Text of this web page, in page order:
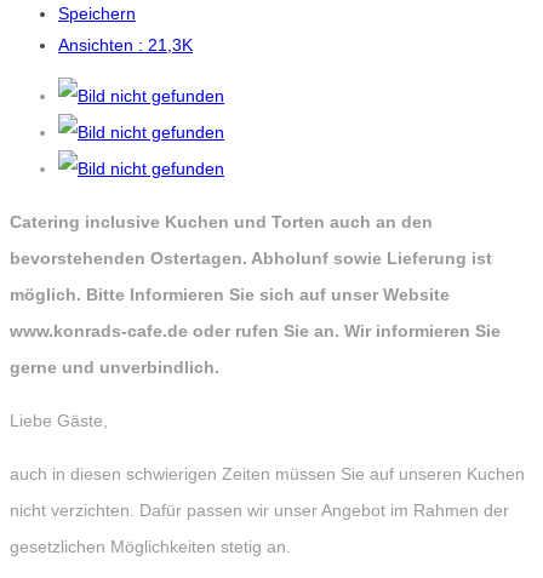
Speichern
Ansichten : 21,3K
Catering inclusive Kuchen und Torten auch an den
bevorstehenden Ostertagen. Abholunf sowie Lieferung ist
möglich. Bitte Informieren Sie sich auf unser Website
www.konrads-cafe.de oder rufen Sie an. Wir informieren Sie
gerne und unverbindlich.
Liebe Gäste,
auch in diesen schwierigen Zeiten müssen Sie auf unseren Kuchen
nicht verzichten. Dafür passen wir unser Angebot im Rahmen der
gesetzlichen Möglichkeiten stetig an.